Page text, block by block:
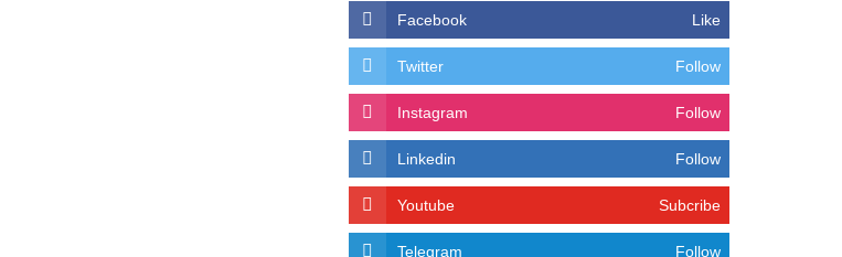
Facebook Like
Twitter Follow
Instagram Follow
Linkedin Follow
Youtube Subcribe
Telegram Follow